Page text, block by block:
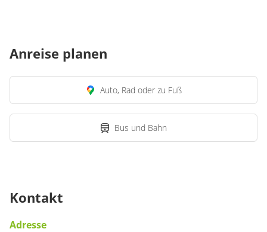
Anreise planen
Auto, Rad oder zu Fuß
Bus und Bahn
Kontakt
Adresse